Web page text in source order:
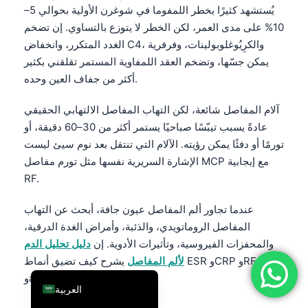
يُستشهد كثيرًا بخطر اللمفوما في شوغرن الأولية بحوالي 5–
10% على مدى العمر، لكن الخطر لا يتوزع بالتساوي. إن تضخم
الغدد المتكرر، وانخفاض C4، والكرِيُوغلوبولينات، وفرفرية
يمكن جسّها، وتضخم العقد اللمفاوية المستمر تقلقني بكثير
أكثر من جفاف العين وحده.
آلام المفاصل شائعة، لكن التهاب المفاصل الالتهابي الحقيقي
عادةً يسبب تيبّسًا صباحيًا يستمر أكثر من 30–60 دقيقة، أو
تورمًا أو دفئًا يمكن رؤيته. الآلام التي تنتقل بعد نوم سيئ ليست
الإشارة السريرية نفسها مثل تورم مفاصل MCP مع إيجابية
RF.
عندما تجاور ألم المفاصل عيون جافة، أبحث عن التهاب
المفاصل الروماتويدي، والذئبة، وأمراض الغدة الدرقية،
والمحفزات الفيروسية، وتأثيرات الأدوية. إن دليل تحليل الدم
لألم المفاصل يشرح كيف تضيق أنماط ESR وCRP وRF
العربية
English
Deutsch
Français
Español
Português
Ελληνικά
Türkçe
Română
简体中文
فارسی